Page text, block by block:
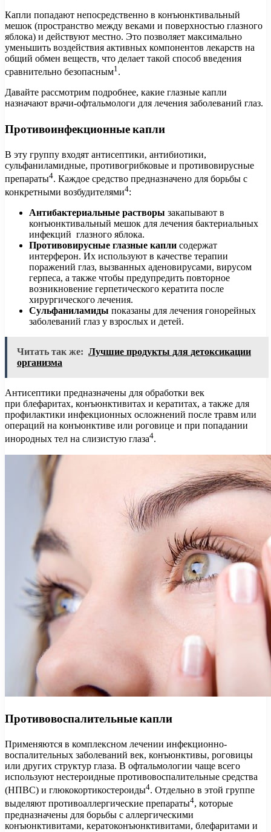
Капли попадают непосредственно в конъюнктивальный
мешок (пространство между веками и поверхностью глазного
яблока) и действуют местно. Это позволяет максимально
уменьшить воздействия активных компонентов лекарств на
общий обмен веществ, что делает такой способ введения
сравнительно безопасным1 .
Давайте рассмотрим подробнее, какие глазные капли
назначают врачи-офтальмологи для лечения заболеваний глаз.
Противоинфекционные капли
В эту группу входят антисептики, антибиотики,
сульфаниламидные, противогрибковые и противовирусные
препараты4. Каждое средство предназначено для борьбы с
конкретными возбудителями4:
Антибактериальные растворы закапывают в
конъюнктивальный мешок для лечения бактериальных
инфекций глазного яблока.
Противовирусные глазные капли содержат
интерферон. Их используют в качестве терапии
поражений глаз, вызванных аденовирусами, вирусом
герпеса, а также чтобы предупредить повторное
возникновение герпетического кератита после
хирургического лечения.
Сульфаниламиды показаны для лечения гонорейных
заболеваний глаз у взрослых и детей.
Читать так же: Лучшие продукты для детоксикации
организма
Антисептики предназначены для обработки век
при блефаритах, конъюнктивитах и кератитах, а также для
профилактики инфекционных осложнений после травм или
операций на конъюнктиве или роговице и при попадании
инородных тел на слизистую глаза4.
Противовоспалительные капли
Применяются в комплексном лечении инфекционно-
воспалительных заболеваний век, конъюнктивы, роговицы
или других структур глаза. В офтальмологии чаще всего
используют нестероидные противовоспалительные средства
(НПВС) и глюкокортикостероиды4. Отдельно в этой группе
выделяют противоаллергические препараты4, которые
предназначены для борьбы с аллергическими
конъюнктивитами, кератоконъюнктивитами, блефаритами и